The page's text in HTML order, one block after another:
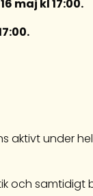
maj kl 17:00.
aktivt under
och samtidigt